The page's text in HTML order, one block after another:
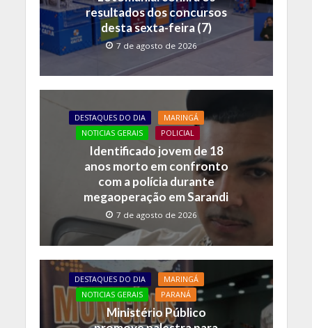
resultados dos concursos
desta sexta-feira (7)
7 de agosto de 2026
DESTAQUES DO DIA
MARINGÁ
NOTICIAS GERAIS
POLICIAL
Identificado jovem de 18
anos morto em confronto
com a polícia durante
megaoperação em Sarandi
7 de agosto de 2026
DESTAQUES DO DIA
MARINGÁ
NOTICIAS GERAIS
PARANÁ
Ministério Público